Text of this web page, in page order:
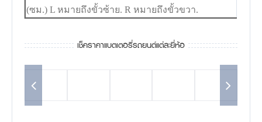
(ซม.) L หมายถึงขั้วซ้าย. R หมายถึงขั้วขวา.
เช็คราคาแบตเตอรี่รถยนต์แต่ละยี่ห้อ